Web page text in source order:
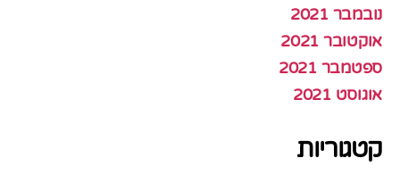
נובמבר 2021
אוקטובר 2021
ספטמבר 2021
אוגוסט 2021
קטגוריות